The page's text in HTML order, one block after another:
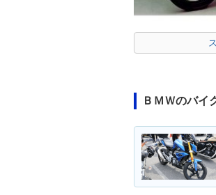
ＢＭＷのバイ